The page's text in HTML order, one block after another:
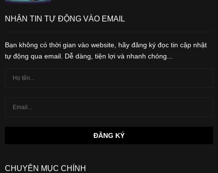
NHẬN TIN TỰ ĐỘNG VÀO EMAIL
Bạn không có thời gian vào website, hãy đăng ký đọc tin cập nhật
tự động qua email. Dễ dàng, tiện lợi và nhanh chóng...
CHUYÊN MỤC CHÍNH